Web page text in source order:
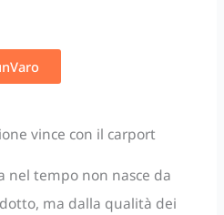
vince con il carport
nel tempo non nasce da
ma dalla qualità dei